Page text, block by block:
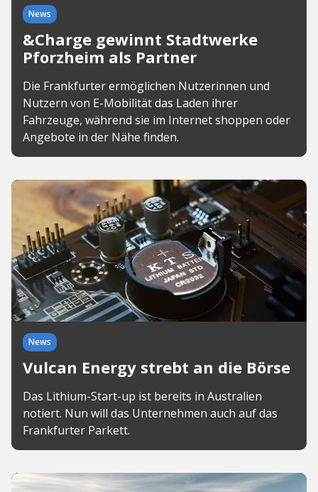
News
&Charge gewinnt Stadtwerke
Pforzheim als Partner
Die Frankfurter ermöglichen Nutzerinnen und
Nutzern von E-Mobilität das Laden ihrer
Fahrzeuge, während sie im Internet shoppen oder
Angebote in der Nähe finden.
News
Vulcan Energy strebt an die Börse
Das Lithium-Start-up ist bereits in Australien
notiert. Nun will das Unternehmen auch auf das
Frankfurter Parkett.